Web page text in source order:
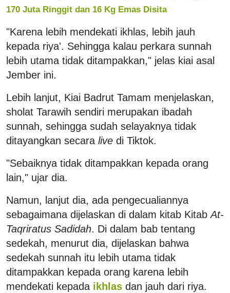
170 Juta Ringgit dan 16 Kg Emas Disita
"Karena lebih mendekati ikhlas, lebih jauh
kepada riya'. Sehingga kalau perkara sunnah
lebih utama tidak ditampakkan," jelas kiai asal
Jember ini.
Lebih lanjut, Kiai Badrut Tamam menjelaskan,
sholat Tarawih sendiri merupakan ibadah
sunnah, sehingga sudah selayaknya tidak
ditayangkan secara live di Tiktok.
"Sebaiknya tidak ditampakkan kepada orang
lain," ujar dia.
Namun, lanjut dia, ada pengecualiannya
sebagaimana dijelaskan di dalam kitab KitabAt-
Taqriratus Sadidah. Di dalam bab tentang
sedekah, menurut dia, dijelaskan bahwa
sedekah sunnah itu lebih utama tidak
ditampakkan kepada orang karena lebih
mendekati kepada ikhlas dan jauh dari riya.